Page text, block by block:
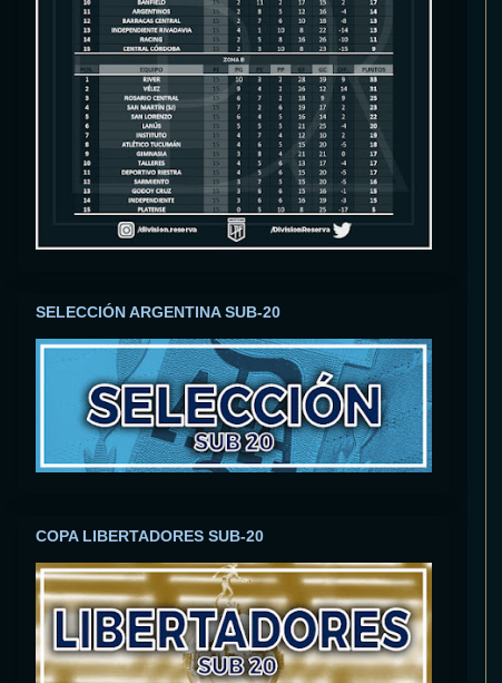
SELECCIÓN ARGENTINA SUB-20
COPA LIBERTADORES SUB-20